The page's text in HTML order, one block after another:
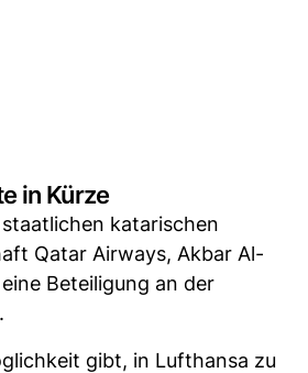
in Kürze
katarischen
Qatar Airways, Akbar Al-
Beteiligung an der
gibt, in Lufthansa zu